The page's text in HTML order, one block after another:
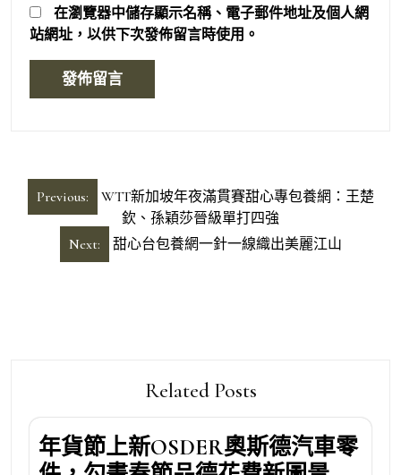
在瀏覽器中儲存顯示名稱、電子郵件地址及個人網
站網址，以供下次發佈留言時使用。
章
Previous:
WTT新加坡年夜滿貫賽甜心專包養網：王楚
欽、孫穎莎晉級單打四強
Next:
甜心台包養網一針一線織出美麗江山
Related Posts
年貨節上新OSDER奧斯德汽車零